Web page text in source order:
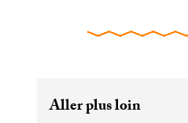
Aller plus loin